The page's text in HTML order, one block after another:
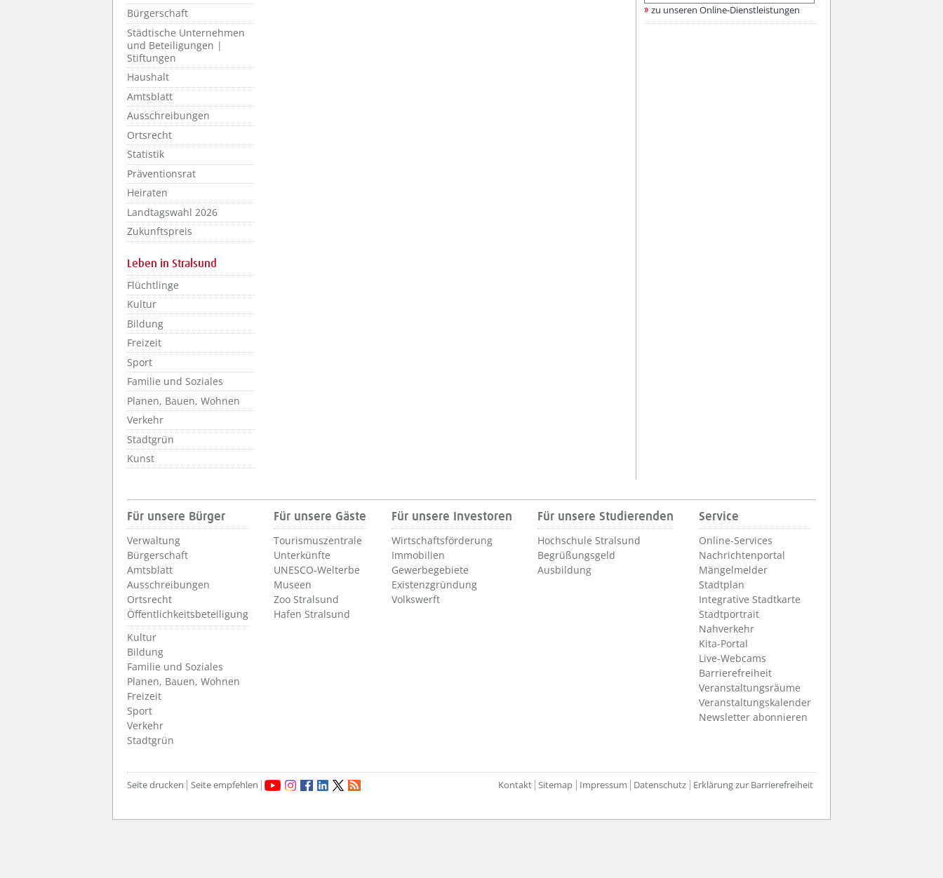
Bürgerschaft
Städtische Unternehmen
und Beteiligungen |
Stiftungen
Haushalt
Amtsblatt
Ausschreibungen
Ortsrecht
Statistik
Präventionsrat
Heiraten
Landtagswahl 2026
Zukunftspreis
Leben in Stralsund
Flüchtlinge
Kultur
Bildung
Freizeit
Sport
Familie und Soziales
Planen, Bauen, Wohnen
Verkehr
Stadtgrün
Kunst
zu unseren Online-Dienstleistungen
Für unsere Bürger
Verwaltung
Bürgerschaft
Amtsblatt
Ausschreibungen
Ortsrecht
Öffentlichkeitsbeteiligung
Kultur
Bildung
Familie und Soziales
Planen, Bauen, Wohnen
Freizeit
Sport
Verkehr
Stadtgrün
Für unsere Gäste
Tourismuszentrale
Unterkünfte
UNESCO-Welterbe
Museen
Zoo Stralsund
Hafen Stralsund
Für unsere Investoren
Wirtschaftsförderung
Immobilien
Gewerbegebiete
Existenzgründung
Volkswerft
Für unsere Studierenden
Hochschule Stralsund
Begrüßungsgeld
Ausbildung
Service
Online-Services
Nachrichtenportal
Mängelmelder
Stadtplan
Integrative Stadtkarte
Stadtportrait
Nahverkehr
Kita-Portal
Live-Webcams
Barrierefreiheit
Veranstaltungsräume
Veranstaltungskalender
Newsletter abonnieren
Seite drucken Seite empfehlen Kontakt Sitemap Impressum Datenschutz Erklärung zur Barrierefreiheit